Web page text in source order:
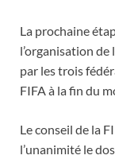
La prochaine
l’organisation
par les trois
FIFA à la fin du
Le conseil de la
l’unanimité le